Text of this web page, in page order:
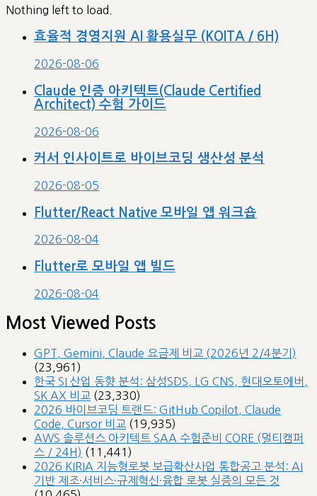
Nothing left to load.
효율적 경영지원 AI 활용실무 (KOITA / 6H)
2026-08-06
Claude 인증 아키텍트(Claude Certified
Architect) 수험 가이드
2026-08-06
커서 인사이트로 바이브코딩 생산성 분석
2026-08-05
Flutter/React Native 모바일 앱 워크숍
2026-08-04
Flutter로 모바일 앱 빌드
2026-08-04
Most Viewed Posts
GPT, Gemini, Claude 요금제 비교 (2026년 2/4분기)
(23,961)
한국 SI 산업 동향 분석: 삼성SDS, LG CNS, 현대오토에버,
SK AX 비교 (23,330)
2026 바이브코딩 트랜드: GitHub Copilot, Claude
Code, Cursor 비교 (19,935)
AWS 솔루션스 아키텍트 SAA 수험준비 CORE (멀티캠퍼
스 / 24H) (11,441)
2026 KIRIA 지능형로봇 보급확산사업 통합공고 분석: AI
기반 제조·서비스·규제혁신·융합 로봇 실증의 모든 것